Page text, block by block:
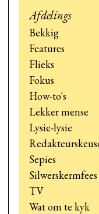
Afdelings
Bekkig
Features
Flieks
Fokus
How-to's
Lekker mense
Lysie-lysie
Sepies
Silwerskermfees
TV
Wat om te kyk